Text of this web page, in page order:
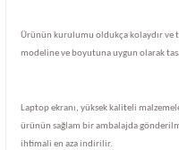
Ürünün kurulumu oldukça kolaydır ve
modeline ve boyutuna uygun olarak
Laptop ekranı, yüksek kaliteli
ürünün sağlam bir ambalajda
ihtimali en aza indirilir.